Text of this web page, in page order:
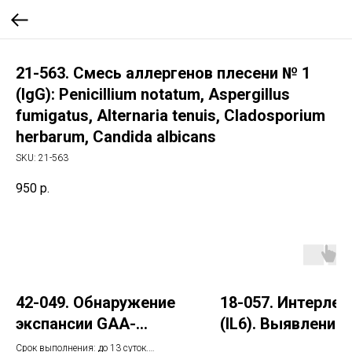
21-563. Смесь аллергенов плесени № 1
(IgG): Penicillium notatum, Aspergillus
fumigatus, Alternaria tenuis, Cladosporium
herbarum, Candida albicans
SKU: 21-563
950 р.
42-049. Обнаружение
экспансии GAA-
повторов в гене FXN
Срок выполнения: до 13 суток.
18-057.
(IL6). Выявление